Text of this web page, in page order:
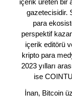
içerik üreten bir
gazetecisidir.
para
perspektif
içerik editörü
kripto para
2023 yılları
ise
İnan, Bitcoin